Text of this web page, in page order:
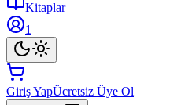
Kitaplar
1
Giriş YapÜcretsiz Üye Ol